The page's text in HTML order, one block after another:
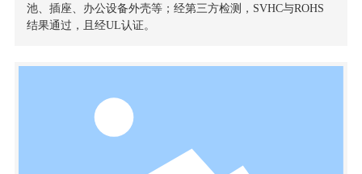
池、插座、办公设备外壳等；经第三方检测，SVHC与ROHS
结果通过，且经UL认证。